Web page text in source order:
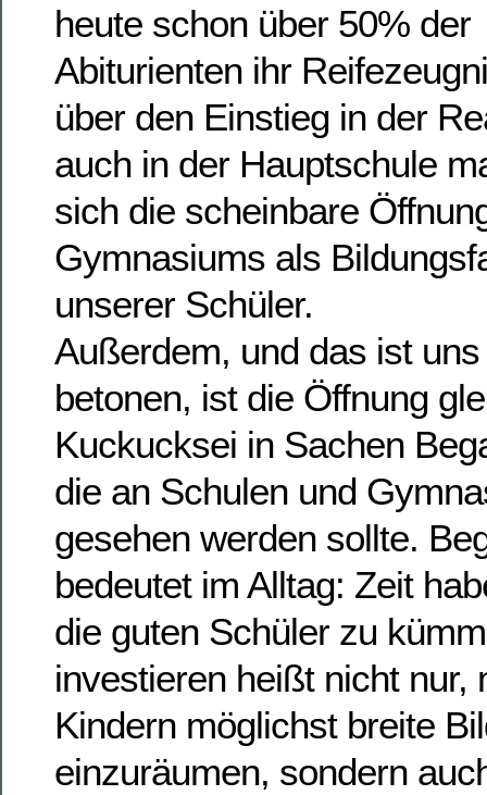
heute schon über 50% der
Abiturienten ihr
über den Einstieg in der
auch in der Hauptschule
sich die scheinbare
Gymnasiums als
unserer Schüler.
Außerdem, und das ist
betonen, ist die Öffnung
Kuckucksei in Sachen
die an Schulen und
gesehen werden sollte.
bedeutet im Alltag: Zeit
die guten Schüler zu
investieren heißt nicht nur,
Kindern möglichst breite
einzuräumen, sondern